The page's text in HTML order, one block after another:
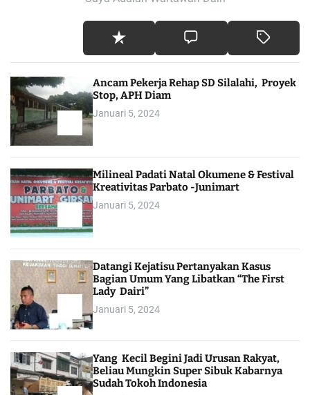
Ancam Pekerja Rehap SD Silalahi, Proyek
Stop, APH Diam
Januari 5, 2024
Milineal Padati Natal Okumene & Festival
Kreativitas Parbato -Junimart
Januari 5, 2024
Datangi Kejatisu Pertanyakan Kasus
Bagian Umum Yang Libatkan “The First
Lady Dairi”
Januari 5, 2024
Yang Kecil Begini Jadi Urusan Rakyat,
Beliau Mungkin Super Sibuk Kabarnya
Sudah Tokoh Indonesia